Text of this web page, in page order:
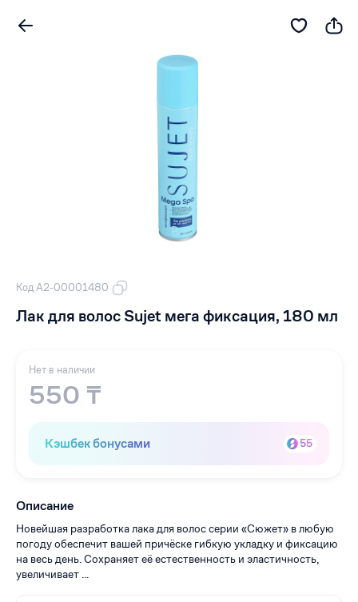
Код А2-00001480
Лак для волос Sujet мега фиксация, 180 мл
Нет в наличии
550 ₸
Кэшбек бонусами 55
Описание
Новейшая разработка лака для волос серии «Сюжет» в любую
погоду обеспечит вашей причёске гибкую укладку и фиксацию
на весь день. Сохраняет её естественность и эластичность,
увеличивает ...